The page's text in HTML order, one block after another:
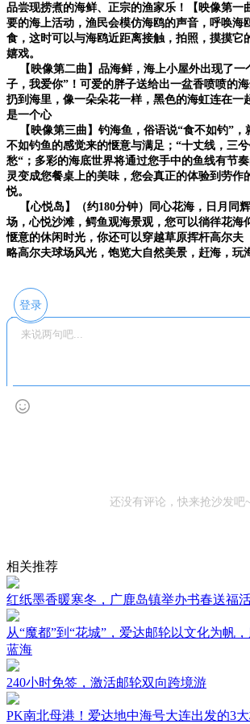
品尝现捞煮的海鲜、正宗的渔家乐！
【映像第一
要的海上活动，渔民会模仿海鸥的声音，呼唤海
食，这时可以与海鸥近距离接触，拍照，摸摸它
嬉戏。
【映像第二曲】 品海鲜， 海上小屋外出现了一
子，我爱你”！可爱的胖子送给出一盆香喷喷的
扔到海里，像一朵朵花一样，黑色的海虹连在一
是一个心
【映像第三曲】钓海鱼 ，俗语说“食不如钓”
不如钓鱼的感觉来的惬意与满足；“十丈线，三
愁“；多彩的海底世界将通过您手中的鱼线有节
灵变成您餐桌上的美味，您会真正的体验到劳作
悦。
【心悦岛】
（约180分钟）同心花海，日月同
场，心悦沙滩，鳄鱼观海景观，您可以徜徉花海
惬意的休闲时光，你还可以穿越草原挥杆高尔夫
略高尔夫球场风光，饱览大自然美景，赶海，玩
登录
还没有评论，快来抢沙发吧
相关推荐
红纸墨香暖寒冬，广鹿岛镇举办书春送福
从“魔都”到“花城”，爱达邮轮以文化为帆
蓝海
240小时免签，激活邮轮双向跨境游
PK南北母港！爱达地中海号大连出发的3